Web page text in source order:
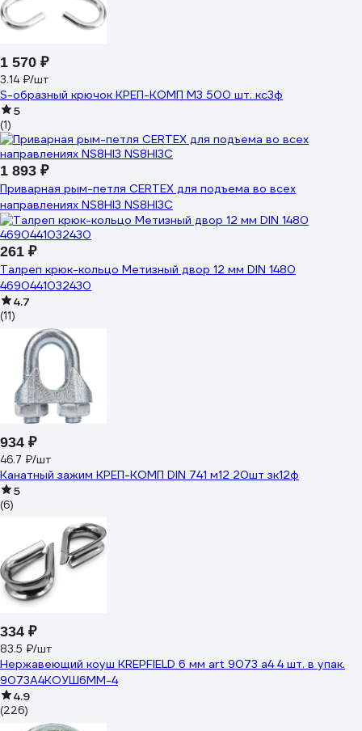
1 570 ₽
3.14 ₽/шт
S-образный крючок КРЕП-КОМП М3 500 шт. кс3ф
5
(1)
1 893 ₽
Приварная рым-петля CERTEX для подъема во всех
направлениях NS8HI3 NS8HI3C
261 ₽
Талреп крюк-кольцо Метизный двор 12 мм DIN 1480
4690441032430
4.7
(11)
934 ₽
46.7 ₽/шт
Канатный зажим КРЕП-КОМП DIN 741 м12 20шт зк12ф
5
(6)
334 ₽
83.5 ₽/шт
Нержавеющий коуш KREPFIELD 6 мм art 9073 а4 4 шт. в упак.
9073А4КОУШ6ММ-4
4.9
(226)